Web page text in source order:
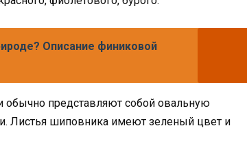
Описание финиковой
представляют собой овальную
Листья шиповника имеют зеленый цвет и